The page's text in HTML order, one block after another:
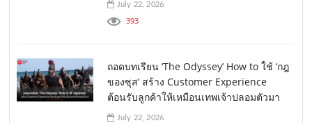
July 22, 2026
393
ถอดบทเรียน ‘The Odyssey’ How to ใช้ ‘กฎ
ของซุส’ สร้าง Customer Experience
ต้อนรับลูกค้าให้เหมือนเทพเจ้าปลอมตัวมา
July 22, 2026